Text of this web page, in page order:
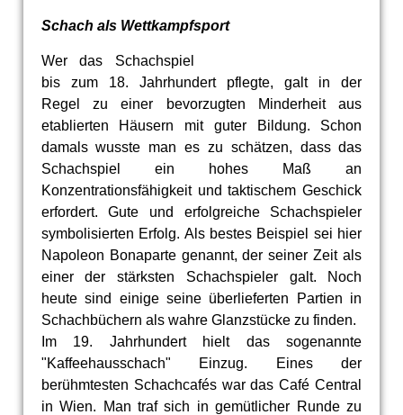
Schach als Wettkampfsport
Wer das Schachspiel
bis zum 18. Jahrhundert pflegte, galt in der
Regel zu einer bevorzugten Minderheit aus
etablierten Häusern mit guter Bildung. Schon
damals wusste man es zu schätzen, dass das
Schachspiel ein hohes Maß an
Konzentrationsfähigkeit und taktischem Geschick
erfordert. Gute und erfolgreiche Schachspieler
symbolisierten Erfolg. Als bestes Beispiel sei hier
Napoleon Bonaparte genannt, der seiner Zeit als
einer der stärksten Schachspieler galt. Noch
heute sind einige seine überlieferten Partien in
Schachbüchern als wahre Glanzstücke zu finden.
Im 19. Jahrhundert hielt das sogenannte
"Kaffeehausschach" Einzug. Eines der
berühmtesten Schachcafés war das Café Central
in Wien. Man traf sich in gemütlicher Runde zu